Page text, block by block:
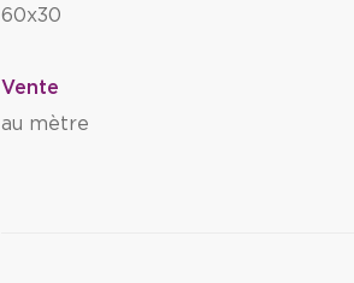
60x30
Vente
au mètre